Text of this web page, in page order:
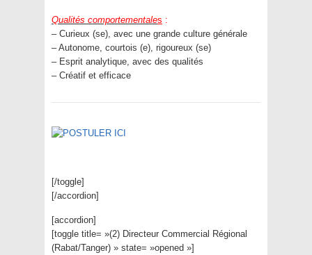
Qualités comportementales :
– Curieux (se), avec une grande culture générale
– Autonome, courtois (e), rigoureux (se)
– Esprit analytique, avec des qualités
– Créatif et efficace
[/toggle]
[/accordion]
[accordion]
[toggle title= »(2) Directeur Commercial Régional
(Rabat/Tanger) » state= »opened »]